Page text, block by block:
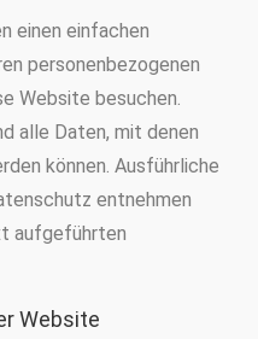
einen einfachen
personenbezogenen
Website besuchen.
alle Daten, mit denen
können. Ausführliche
entnehmen
aufgeführten
Website